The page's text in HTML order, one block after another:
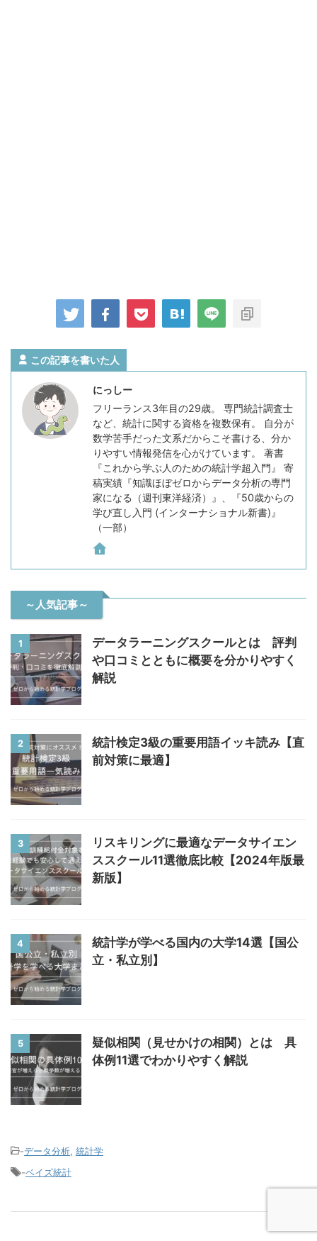
この記事を書いた人
にっしー
フリーランス3年目の29歳。 専門統計調査士
など、統計に関する資格を複数保有。 自分が
数学苦手だった文系だからこそ書ける、分か
りやすい情報発信を心がけています。 著書
『これから学ぶ人のための統計学超入門』 寄
稿実績『知識ほぼゼロからデータ分析の専門
家になる（週刊東洋経済）』、『50歳からの
学び直し入門 (インターナショナル新書)』
（一部）
～人気記事～
1
データラーニングスクールとは 評判
や口コミとともに概要を分かりやすく
解説
2
統計検定3級の重要用語イッキ読み【直
前対策に最適】
3
リスキリングに最適なデータサイエン
ススクール11選徹底比較【2024年版最
新版】
4
統計学が学べる国内の大学14選【国公
立・私立別】
5
疑似相関（見せかけの相関）とは 具
体例11選でわかりやすく解説
-データ分析 統計学
-ベイズ統計